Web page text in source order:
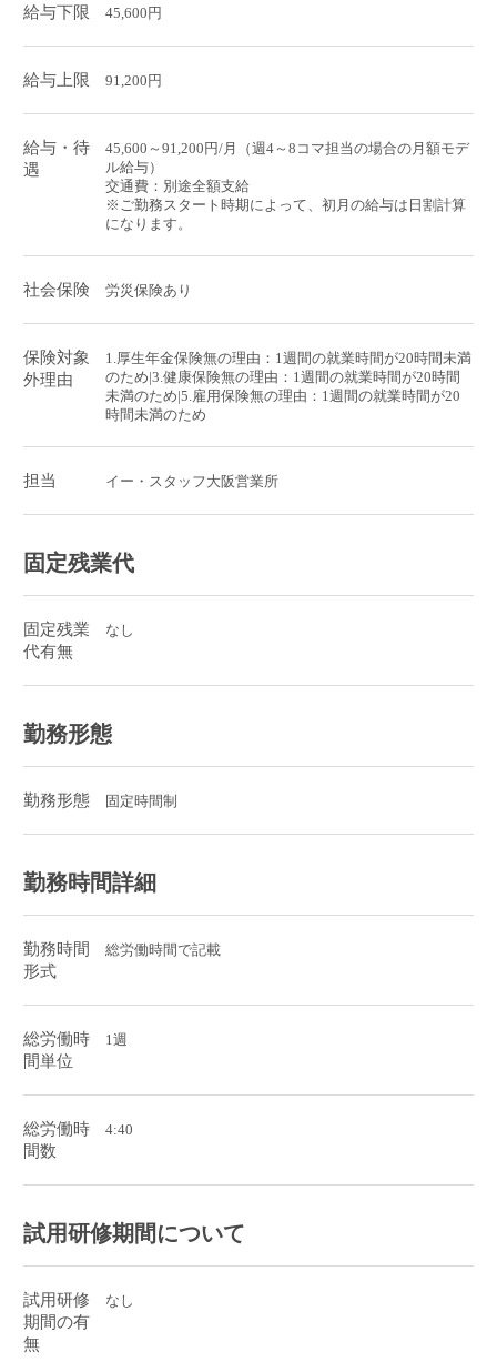
給与下限 45,600円
給与上限 91,200円
給与・待
遇
45,600～91,200円/月（週4～8コマ担当の場合の月額モデ
ル給与）
交通費：別途全額支給
※ご勤務スタート時期によって、初月の給与は日割計算
になります。
社会保険 労災保険あり
保険対象
外理由
1.厚生年金保険無の理由：1週間の就業時間が20時間未満
のため|3.健康保険無の理由：1週間の就業時間が20時間
未満のため|5.雇用保険無の理由：1週間の就業時間が20
時間未満のため
担当 イー・スタッフ大阪営業所
固定残業代
固定残業
代有無
なし
勤務形態
勤務形態 固定時間制
勤務時間詳細
勤務時間
形式
総労働時間で記載
総労働時
間単位
1週
総労働時
間数
4:40
試用研修期間について
試用研修
期間の有
無
なし